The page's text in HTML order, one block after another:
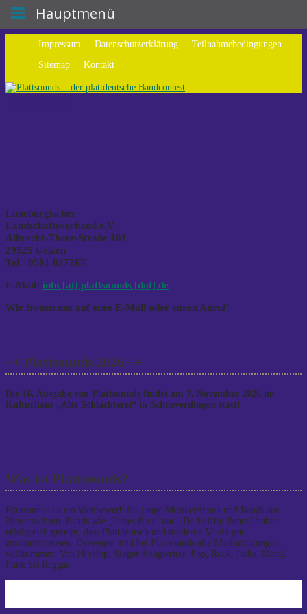
Impressum Datenschutzerklärung
Teilnahmebedingungen
Sitemap
Kontakt
Lüneburgischer
Landschaftsverband e.V.
Albrecht-Thaer-Straße 101
29525 Uelzen
Tel.: 0581 827267
E-Mail: info [at] plattsounds [dot] de
Wir freuen uns auf eure E-Mail oder euren Anruf!
++ Plattsounds 2026 ++
Die 16. Ausgabe von Plattsounds findet am 7. November 2026 im
Kulturhaus „Alte Schlachterei“ in Schneverdingen statt!
Was ist Plattsounds?
Plattsounds ist ein Wettbewerb für junge Musiker/innen und Bands aus
Niedersachsen. Bands wie „Fettes Brot“ und „De Fofftig Penns“ haben
erfolgreich gezeigt, dass Plattdeutsch und moderne Musik gut
zusammenpassen. Deswegen sind bei Plattsounds alle Musikrichtungen
willkommen: Von HipHop, Singer-Songwriter, Pop, Rock, Indie, Metal,
Punk bis Reggae.
Hauptmenü